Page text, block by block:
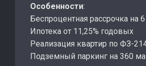
Особенности:
Беспроцентная рассрочка на
Ипотека от 11,25% годовых
Реализация квартир по ФЗ-
Подземный паркинг на 360